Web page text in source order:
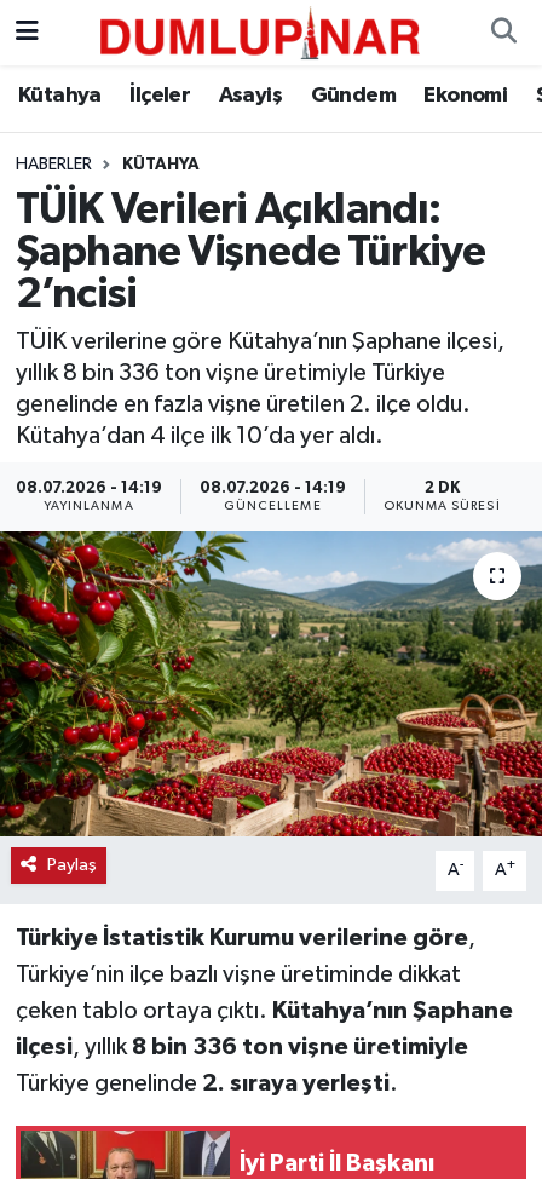
Kütahya İlçeler Asayiş Gündem Ekonomi
HABERLER KÜTAHYA
TÜİK Verileri Açıklandı:
Şaphane Vişnede Türkiye
2’ncisi
TÜİK verilerine göre Kütahya’nın Şaphane ilçesi,
yıllık 8 bin 336 ton vişne üretimiyle Türkiye
genelinde en fazla vişne üretilen 2. ilçe oldu.
Kütahya’dan 4 ilçe ilk 10’da yer aldı.
08.07.2026 - 14:19
YAYINLANMA
08.07.2026 - 14:19
GÜNCELLEME
2 DK
OKUNMA SÜRESI
Paylaş A- A+
Türkiye İstatistik Kurumu verilerine göre,
Türkiye’nin ilçe bazlı vişne üretiminde dikkat
çeken tablo ortaya çıktı. Kütahya’nın Şaphane
ilçesi, yıllık 8 bin 336 ton vişne üretimiyle
Türkiye genelinde 2. sıraya yerleşti.
İyi Parti İl Başkanı
Asayiş
Diğer
Dünya
Eğitim
Ekonomi
Eleman
Haber
Haber İlanlar
Kültür-Sanat
Magazin
Resmi İlanlar
Seri İlan
Siyaset
Spor
Teknoloji
Kütahya Hava Durumu
Kütahya Trafik Yoğunluk Haritası
Süper Lig Puan Durumu ve Fikstür
Tüm Manşetler
Son Dakika Haberleri
Haber Arşivi